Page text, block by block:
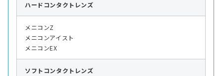
ハード コンタクトレンズ
メニコンZ
メニコンアイスト
メニコンEX
ソフト コンタクトレンズ